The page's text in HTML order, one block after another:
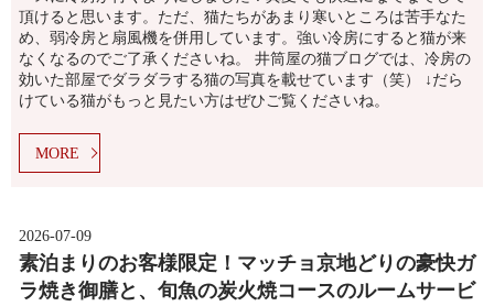
頂けると思います。ただ、猫たちがあまり寒いところは苦手なた
め、弱冷房と扇風機を併用しています。強い冷房にすると猫が来
なくなるのでご了承くださいね。 井筒屋の猫ブログでは、冷房の
効いた部屋でダラダラする猫の写真を載せています（笑） ↓だら
けている猫がもっと見たい方はぜひご覧くださいね。
MORE
2026-07-09
素泊まりのお客様限定！マッチョ京地どりの豪快ガ
ラ焼き御膳と、旬魚の炭火焼コースのルームサービ